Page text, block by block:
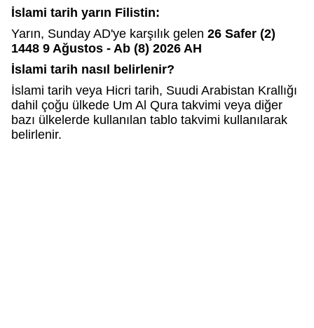
İslami tarih yarın Filistin:
Yarın, Sunday AD'ye karşılık gelen 26 Safer (2)
1448 9 Ağustos - Ab (8) 2026 AH
İslami tarih nasıl belirlenir?
İslami tarih veya Hicri tarih, Suudi Arabistan Krallığı
dahil çoğu ülkede Um Al Qura takvimi veya diğer
bazı ülkelerde kullanılan tablo takvimi kullanılarak
belirlenir.